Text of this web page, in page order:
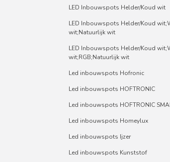
LED Inbouwspots Helder/Koud wit
LED Inbouwspots Helder/Koud
wit;Natuurlijk wit
LED Inbouwspots Helder/Koud
wit;RGB;Natuurlijk wit
Led inbouwspots Hofronic
Led inbouwspots HOFTRONIC
Led inbouwspots HOFTRONIC
Led inbouwspots Homeylux
Led inbouwspots Ijzer
Led inbouwspots Kunststof